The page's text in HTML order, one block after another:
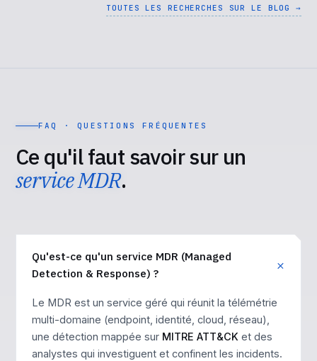
TOUTES LES RECHERCHES SUR LE BLOG →
FAQ · QUESTIONS FRÉQUENTES
Ce qu'il faut savoir sur un
service MDR.
Qu'est-ce qu'un service MDR (Managed
Detection & Response) ?
Le MDR est un service géré qui réunit la télémétrie
multi-domaine (endpoint, identité, cloud, réseau),
une détection mappée sur MITRE ATT&CK et des
analystes qui investiguent et confinent les incidents.